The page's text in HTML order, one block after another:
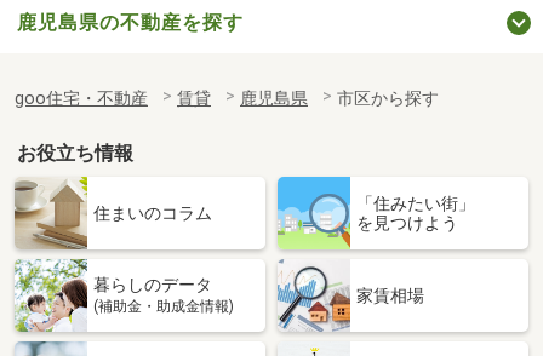
鹿児島県の不動産を探す
goo住宅・不動産 賃貸 鹿児島県 市区から探す
お役立ち情報
住まいのコラム
「住みたい街」
を見つけよう
暮らしのデータ
(補助金・助成金情報)
家賃相場